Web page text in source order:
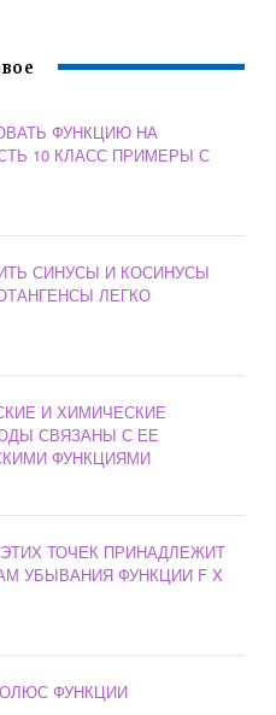
ФУНКЦИЮ НА
10 КЛАСС ПРИМЕРЫ С
СИНУСЫ И КОСИНУСЫ
ЛЕГКО
И ХИМИЧЕСКИЕ
СВЯЗАНЫ С ЕЕ
ФУНКЦИЯМИ
ТОЧЕК ПРИНАДЛЕЖИТ
УБЫВАНИЯ ФУНКЦИИ F X
ФУНКЦИИ